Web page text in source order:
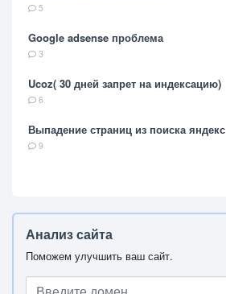
5
Google adsense проблема
3
Ucoz( 30 дней запрет на индексацию)
6
Выпадение страниц из поиска яндекс
9
Анализ сайта
Поможем улучшить ваш сайт.